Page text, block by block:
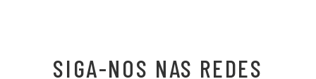
SIGA-NOS NAS REDES